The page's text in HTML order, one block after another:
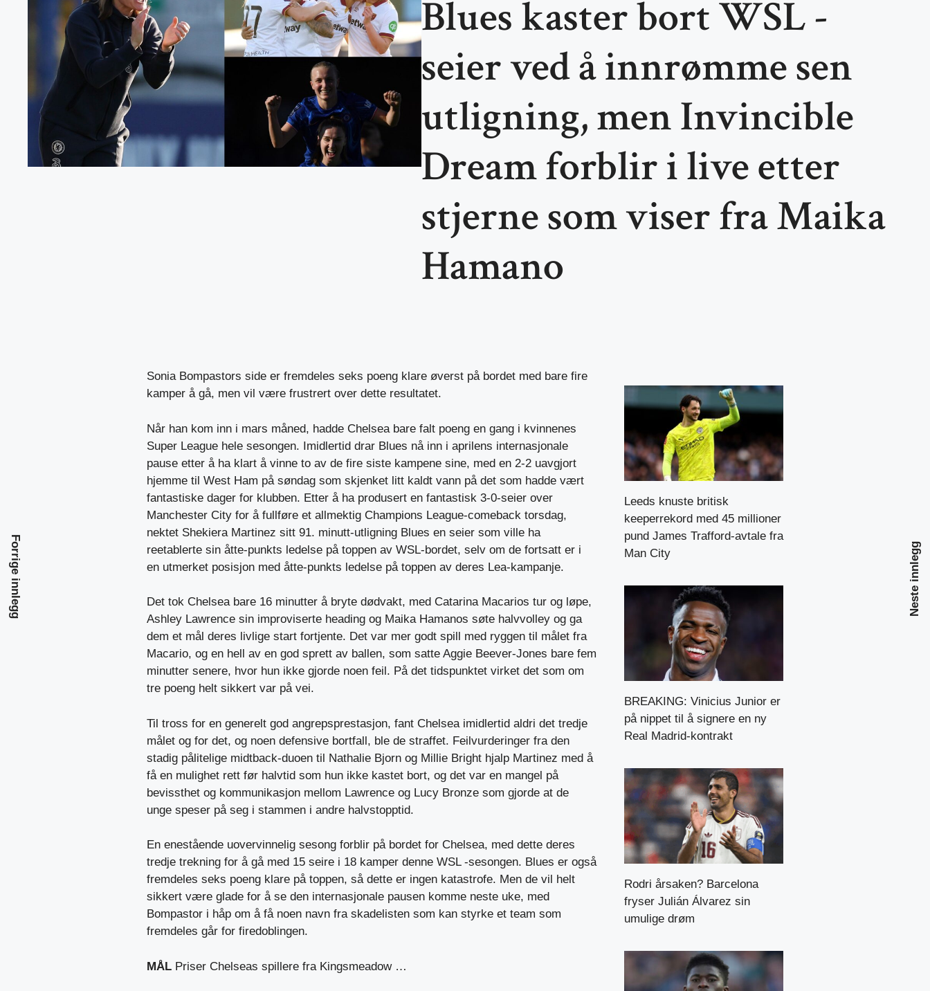
Blues kaster bort WSL -
seier ved å innrømme sen
utligning, men Invincible
Dream forblir i live etter
stjerne som viser fra Maika
Hamano
Sonia Bompastors side er fremdeles seks poeng klare øverst på bordet med bare fire
kamper å gå, men vil være frustrert over dette resultatet.
Når han kom inn i mars måned, hadde Chelsea bare falt poeng en gang i kvinnenes
Super League hele sesongen. Imidlertid drar Blues nå inn i aprilens internasjonale
pause etter å ha klart å vinne to av de fire siste kampene sine, med en 2-2 uavgjort
hjemme til West Ham på søndag som skjenket litt kaldt vann på det som hadde vært
fantastiske dager for klubben. Etter å ha produsert en fantastisk 3-0-seier over
Manchester City for å fullføre et allmektig Champions League-comeback torsdag,
nektet Shekiera Martinez sitt 91. minutt-utligning Blues en seier som ville ha
reetablerte sin åtte-punkts ledelse på toppen av WSL-bordet, selv om de fortsatt er i
en utmerket posisjon med åtte-punkts ledelse på toppen av deres Lea-kampanje.
Det tok Chelsea bare 16 minutter å bryte dødvakt, med Catarina Macarios tur og løpe,
Ashley Lawrence sin improviserte heading og Maika Hamanos søte halvvolley og ga
dem et mål deres livlige start fortjente. Det var mer godt spill med ryggen til målet fra
Macario, og en hell av en god sprett av ballen, som satte Aggie Beever-Jones bare fem
minutter senere, hvor hun ikke gjorde noen feil. På det tidspunktet virket det som om
tre poeng helt sikkert var på vei.
Til tross for en generelt god angrepsprestasjon, fant Chelsea imidlertid aldri det tredje
målet og for det, og noen defensive bortfall, ble de straffet. Feilvurderinger fra den
stadig pålitelige midtback-duoen til Nathalie Bjorn og Millie Bright hjalp Martinez med å
få en mulighet rett før halvtid som hun ikke kastet bort, og det var en mangel på
bevissthet og kommunikasjon mellom Lawrence og Lucy Bronze som gjorde at de
unge speser på seg i stammen i andre halvstopptid.
En enestående uovervinnelig sesong forblir på bordet for Chelsea, med dette deres
tredje trekning for å gå med 15 seire i 18 kamper denne WSL -sesongen. Blues er også
fremdeles seks poeng klare på toppen, så dette er ingen katastrofe. Men de vil helt
sikkert være glade for å se den internasjonale pausen komme neste uke, med
Bompastor i håp om å få noen navn fra skadelisten som kan styrke et team som
fremdeles går for firedoblingen.
MÅL Priser Chelseas spillere fra Kingsmeadow …
Forrige innlegg Neste innlegg
Leeds knuste britisk
keeperrekord med 45 millioner
pund James Trafford-avtale fra
Man City
BREAKING: Vinicius Junior er
på nippet til å signere en ny
Real Madrid-kontrakt
Rodri årsaken? Barcelona
fryser Julián Álvarez sin
umulige drøm